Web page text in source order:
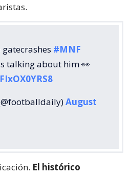
#MNF
talking about him 👀
August
El histórico